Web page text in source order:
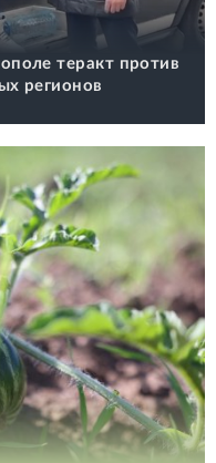
теракт против
регионов